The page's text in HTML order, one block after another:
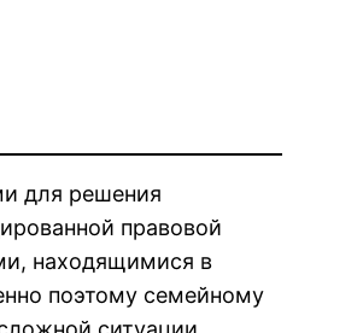
для решения
правовой
находящимися в
поэтому семейному